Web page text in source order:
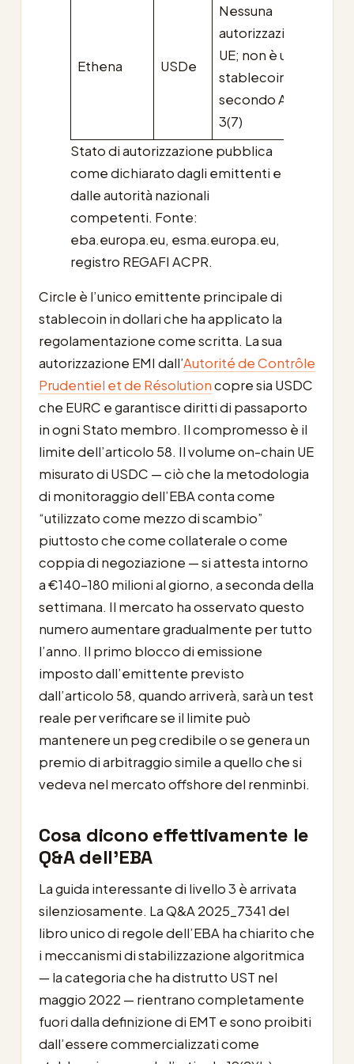
Ethena USDe
Nessuna
autorizzazione
UE; non è uno
stablecoin
secondo Art.
3(7)
Stato di autorizzazione pubblica
come dichiarato dagli emittenti e
dalle autorità nazionali
competenti. Fonte:
eba.europa.eu, esma.europa.eu,
registro REGAFI ACPR.
Circle è l’unico emittente principale di
stablecoin in dollari che ha applicato la
regolamentazione come scritta. La sua
autorizzazione EMI dall’Autorité de Contrôle
Prudentiel et de Résolutioncopre sia USDC
che EURC e garantisce diritti di passaporto
in ogni Stato membro. Il compromesso è il
limite dell’articolo 58. Il volume on-chain UE
misurato di USDC — ciò che la metodologia
di monitoraggio dell’EBA conta come
“utilizzato come mezzo di scambio”
piuttosto che come collaterale o come
coppia di negoziazione — si attesta intorno
a €140–180 milioni al giorno, a seconda della
settimana. Il mercato ha osservato questo
numero aumentare gradualmente per tutto
l’anno. Il primo blocco di emissione
imposto dall’emittente previsto
dall’articolo 58, quando arriverà, sarà un test
reale per verificare se il limite può
mantenere un peg credibile o se genera un
premio di arbitraggio simile a quello che si
vedeva nel mercato offshore del renminbi.
Cosa dicono effettivamente le
Q&A dell’EBA
La guida interessante di livello 3 è arrivata
silenziosamente. La Q&A 2025_7341 del
libro unico di regole dell’EBA ha chiarito che
i meccanismi di stabilizzazione algoritmica
— la categoria che ha distrutto UST nel
maggio 2022 — rientrano completamente
fuori dalla definizione di EMT e sono proibiti
dall’essere commercializzati come